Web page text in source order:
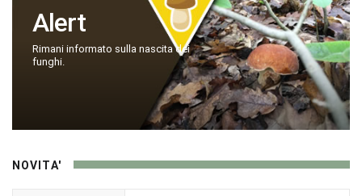
Alert
Rimani informato sulla nascita dei
funghi.
NOVITA'